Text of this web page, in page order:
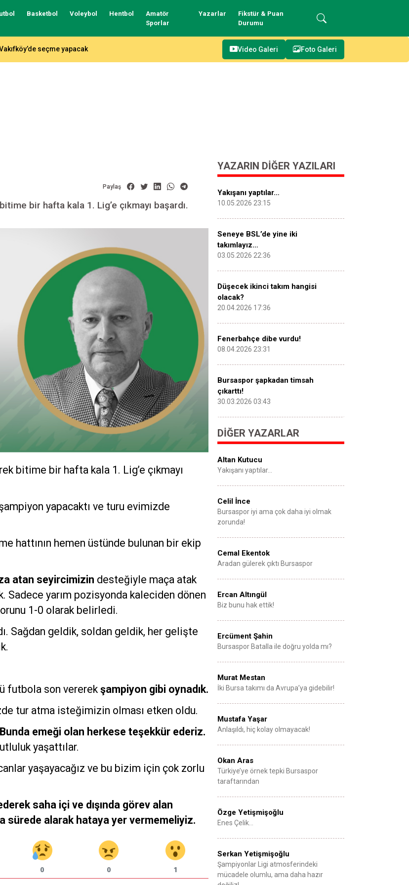
Basketbol Voleybol Hentbol
Amatör
Sporlar
Yazarlar
Fikstür & Puan
Durumu
seçme yapacak Video Galeri Foto Galeri
Paylaş
bir hafta kala 1. Lig’e çıkmayı başardı.
bitime bir hafta kala 1. Lig’e çıkmayı
yapacaktı ve turu evimizde
hattının hemen üstünde bulunan bir ekip
atan seyircimizin desteğiyle maça atak
yarım pozisyonda kaleciden dönen
1-0 olarak belirledi.
Sağdan geldik, soldan geldik, her gelişte
futbola son vererekşampiyon gibi oynadık.
tur atma isteğimizin olması etken oldu.
Bunda emeği olan herkese teşekkür ederiz.
yaşattılar.
yaşayacağız ve bu bizim için çok zorlu
saha içi ve dışında görev alan
sürede alarak hataya yer vermemeliyiz.
0 0 1
YAZARIN DIĞER YAZILARI
Yakışanı yaptılar…
10.05.2026 23:15
Seneye BSL’de yine iki
takımlayız…
03.05.2026 22:36
Düşecek ikinci takım hangisi
olacak?
20.04.2026 17:36
Fenerbahçe dibe vurdu!
08.04.2026 23:31
Bursaspor şapkadan timsah
çıkarttı!
30.03.2026 03:43
DIĞER YAZARLAR
Altan Kutucu
Yakışanı yaptılar…
Celil İnce
Bursaspor iyi ama çok daha iyi olmak
zorunda!
Cemal Ekentok
Aradan gülerek çıktı Bursaspor
Ercan Altıngül
Biz bunu hak ettik!
Ercüment Şahin
Bursaspor Batalla ile doğru yolda mı?
Murat Mestan
İki Bursa takımı da Avrupa’ya gidebilir!
Mustafa Yaşar
Anlaşıldı, hiç kolay olmayacak!
Okan Aras
Türkiye’ye örnek tepki Bursaspor
taraftarından
Özge Yetişmişoğlu
Enes Çelik…
Serkan Yetişmişoğlu
Şampiyonlar Ligi atmosferindeki
mücadele olumlu, ama daha hazır